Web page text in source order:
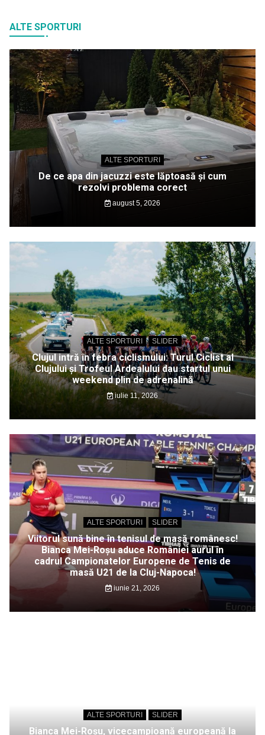
ALTE SPORTURI
ALTE SPORTURI
De ce apa din jacuzzi este lăptoasă și cum
rezolvi problema corect
august 5, 2026
ALTE SPORTURI SLIDER
Clujul intră în febra ciclismului: Turul Ciclist al
Clujului și Trofeul Ardealului dau startul unui
weekend plin de adrenalină
iulie 11, 2026
ALTE SPORTURI SLIDER
Viitorul sună bine în tenisul de masă românesc!
Bianca Mei-Roșu aduce României aurul în
cadrul Campionatelor Europene de Tenis de
masă U21 de la Cluj-Napoca!
iunie 21, 2026
ALTE SPORTURI SLIDER
Bianca Mei-Roșu, vicecampioană europeană la